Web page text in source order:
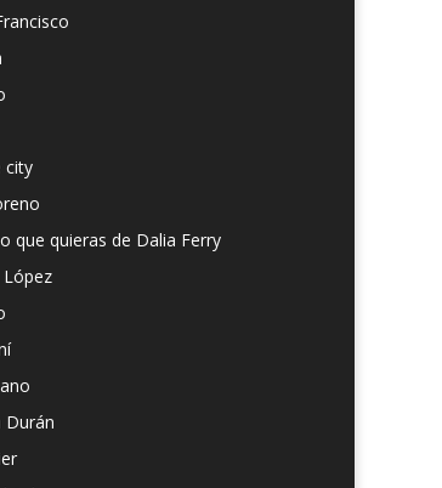
city
que quieras de Dalia Ferry
López
Durán